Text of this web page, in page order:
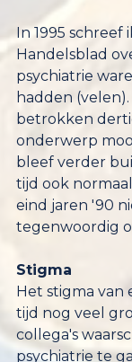
In 1995 schreef
Handelsblad
psychiatrie waren
hadden (velen).
betrokken
onderwerp mooie
bleef verder
tijd ook normaal.
eind jaren '90
tegenwoordig
Stigma
Het stigma van
tijd nog veel
collega's
psychiatrie te
een ander
serieus
goed